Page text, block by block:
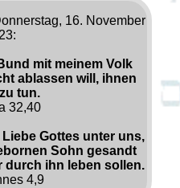
16. November
mit meinem Volk
ablassen will, ihnen
tun.
32,40
Gottes unter uns,
Sohn gesandt
durch ihn leben sollen.
4,9